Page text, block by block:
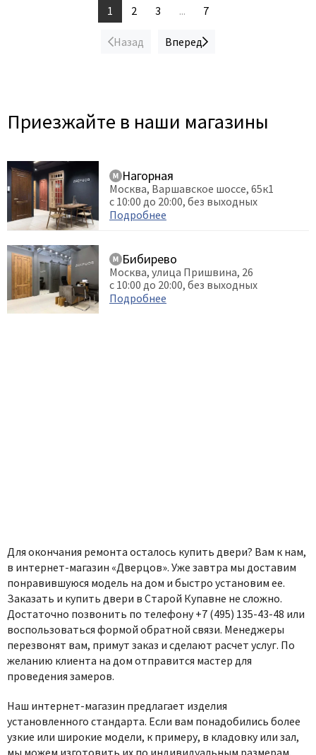
Назад
1 2 3 ... 7
Вперед
Приезжайте в наши магазины
Нагорная
Москва, Варшавское шоссе, 65к1
с 10:00 до 20:00, без выходных
Подробнее
Бибирево
Москва, улица Пришвина, 26
с 10:00 до 20:00, без выходных
Подробнее
Для окончания ремонта осталось купить двери? Вам к нам,
в интернет-магазин «Дверцов». Уже завтра мы доставим
понравившуюся модель на дом и быстро установим ее.
Заказать и купить двери в Старой Купавне не сложно.
Достаточно позвонить по телефону +7 (495) 135-43-48 или
воспользоваться формой обратной связи. Менеджеры
перезвонят вам, примут заказ и сделают расчет услуг. По
желанию клиента на дом отправится мастер для
проведения замеров.
Наш интернет-магазин предлагает изделия
установленного стандарта. Если вам понадобились более
узкие или широкие модели, к примеру, в кладовку или зал,
мы можем изготовить их по индивидуальным размерам.